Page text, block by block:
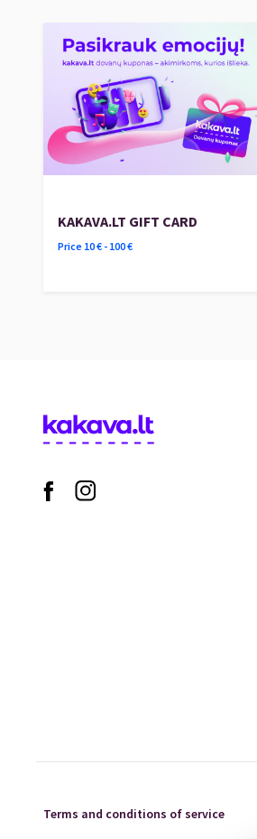
KAKAVA.LT GIFT CARD
Price 10€ - 100€
Terms and conditions of service